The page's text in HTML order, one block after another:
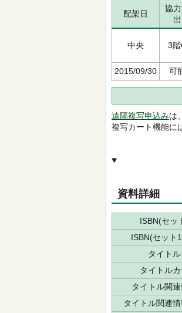
配架日
協
出
中央 3階
2015/09/30 可
遠隔複写申込みは
複写カート機能に
資料詳細
ISBN(セッ
ISBN(セット
タイトル
タイトル
タイトル関
タイトル関連